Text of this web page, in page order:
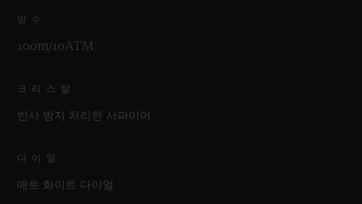
방수
100m/10ATM
크리스탈
반사 방지 처리한 사파이어
다이얼
매트 화이트 다이얼